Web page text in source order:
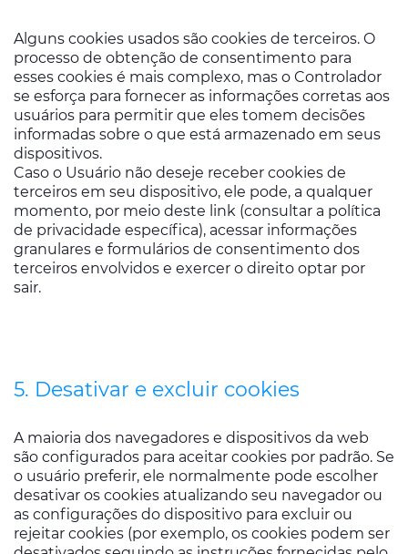
Alguns cookies usados ​​são cookies de terceiros. O
processo de obtenção de consentimento para
esses cookies é mais complexo, mas o Controlador
se esforça para fornecer as informações corretas aos
usuários para permitir que eles tomem decisões
informadas sobre o que está armazenado em seus
dispositivos.
Caso o Usuário não deseje receber cookies de
terceiros em seu dispositivo, ele pode, a qualquer
momento, por meio deste link (consultar a política
de privacidade específica), acessar informações
granulares e formulários de consentimento dos
terceiros envolvidos e exercer o direito optar por
sair.
5. Desativar e excluir cookies
A maioria dos navegadores e dispositivos da web
são configurados para aceitar cookies por padrão. Se
o usuário preferir, ele normalmente pode escolher
desativar os cookies atualizando seu navegador ou
as configurações do dispositivo para excluir ou
rejeitar cookies (por exemplo, os cookies podem ser